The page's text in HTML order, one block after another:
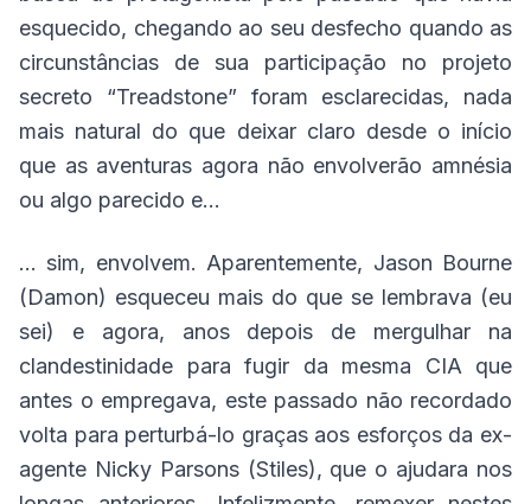
esquecido, chegando ao seu desfecho quando as
circunstâncias de sua participação no projeto
secreto “Treadstone” foram esclarecidas, nada
mais natural do que deixar claro desde o início
que as aventuras agora não envolverão amnésia
ou algo parecido e...
... sim, envolvem. Aparentemente, Jason Bourne
(Damon) esqueceu mais do que se lembrava (eu
sei) e agora, anos depois de mergulhar na
clandestinidade para fugir da mesma CIA que
antes o empregava, este passado não recordado
volta para perturbá-lo graças aos esforços da ex-
agente Nicky Parsons (Stiles), que o ajudara nos